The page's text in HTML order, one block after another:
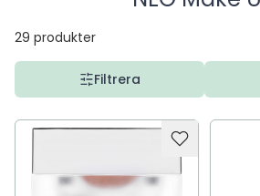
29 produkter
Filtrera